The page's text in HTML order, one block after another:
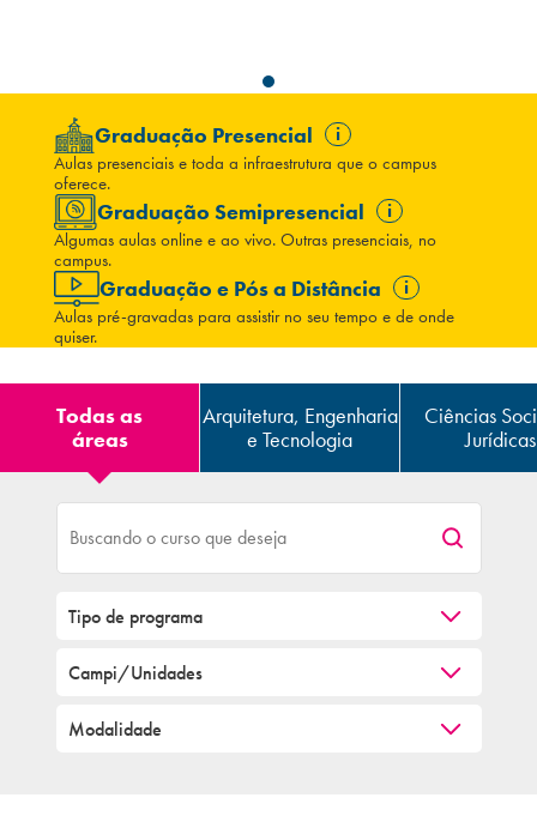
Graduação Presencial i
Aulas presenciais e toda a infraestrutura que o campus
oferece.
Graduação Semipresencial i
Algumas aulas online e ao vivo. Outras presenciais, no
campus.
Graduação e Pós a Distância i
Aulas pré-gravadas para assistir no seu tempo e de onde
quiser.
Todas as
áreas
Arquitetura, Engenharia
e Tecnologia
Ciências
Jurídicas